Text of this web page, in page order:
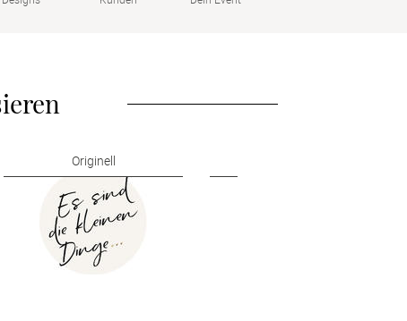
Originell